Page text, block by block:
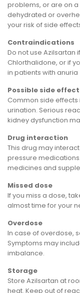
problems, or are on
dehydrated or
your risk of side
Contraindications
Do not use Azilsartan
Chlorthalidone, or if
in patients with
Possible side effect
Common side
urination. Serious
kidney dysfunction
Drug interaction
This drug may
pressure
medicines and
Missed dose
If you miss a dose,
almost time for your
Overdose
In case of overdose,
Symptoms may
imbalance.
Storage
Store Azilsartan at
heat. Keep out of